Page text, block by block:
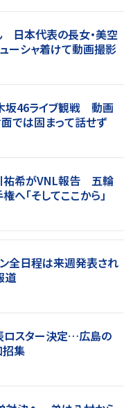
日本代表の長女・美空
ーシャ着けて動画撮影
坂46ライブ観戦 動画
では固まって話せず
祐希がVNL報告 五輪
「そしてここから」
全日程は来週発表され
道
ロスター決定…広島の
招集